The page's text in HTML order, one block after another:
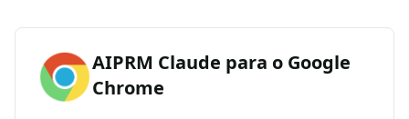
AIPRM Claude para o Google
Chrome